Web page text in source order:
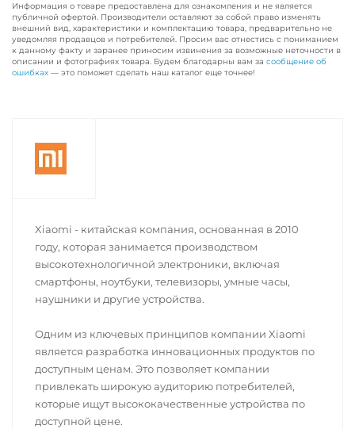
Информация о товаре предоставлена для ознакомления и не является
публичной офертой. Производители оставляют за собой право изменять
внешний вид, характеристики и комплектацию товара, предварительно не
уведомляя продавцов и потребителей. Просим вас отнестись с пониманием
к данному факту и заранее приносим извинения за возможные неточности в
описании и фотографиях товара. Будем благодарны вам за сообщение об
ошибках — это поможет сделать наш каталог еще точнее!
Xiaomi - китайская компания, основанная в 2010
году, которая занимается производством
высокотехнологичной электроники, включая
смартфоны, ноутбуки, телевизоры, умные часы,
наушники и другие устройства.
Одним из ключевых принципов компании Xiaomi
является разработка инновационных продуктов по
доступным ценам. Это позволяет компании
привлекать широкую аудиторию потребителей,
которые ищут высококачественные устройства по
доступной цене.